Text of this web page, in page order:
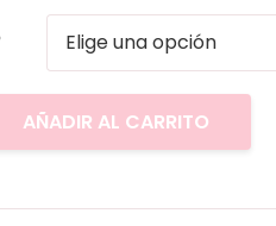
AÑADIR AL CARRITO